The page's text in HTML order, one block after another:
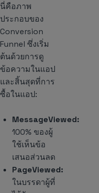
นี่คือภาพ
ประกอบของ
Conversion
Funnel ซึ่งเริ่ม
ต้นด้วยการดู
ข้อความในแอป
และสิ้นสุดที่การ
ซื้อในแอป:
MessageViewed:
100% ของผู้
ใช้เห็นข้อ
เสนอส่วนลด
PageViewed:
ในบรรดาผู้ที่